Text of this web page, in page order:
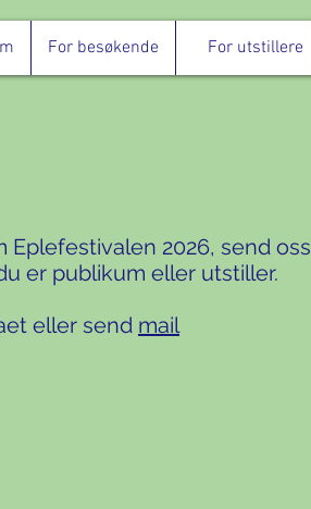
For besøkende For utstillere
Eplefestivalen 2026, send oss
er publikum eller utstiller.
eller send mail